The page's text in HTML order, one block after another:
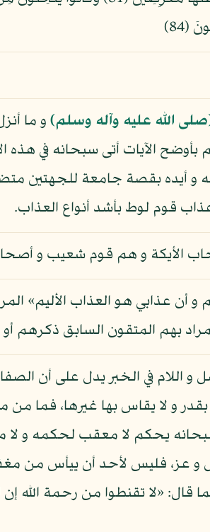
الله عليه وآله وسلم) و ما
الآيات أتى سبحانه في هذه
و أيده بقصة جامعة للجهتين
قوم لوط بأشد أنواع العذاب.
الأيكة و هم قوم شعيب و
و أن عذابي هو العذاب الأليم»
بهم المتقون السابق ذكرهم
و اللام في الخبر يدل على أن
بقدر و لا يقاس بها غيرها، فما
يحكم لا معقب لحكمه و لا
عز، فليس لأحد أن ييأس من
قال: «لا تقنطوا من رحمة الله